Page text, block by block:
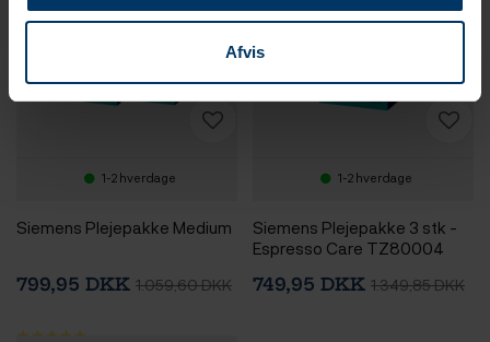
Afvis
1-2 hverdage
Siemens Plejepakke Medium
799,95 DKK 1.059,60 DKK
1-2 hverdage
Siemens Plejepakke 3 stk -
Espresso Care TZ80004
749,95 DKK 1.349,85 DKK